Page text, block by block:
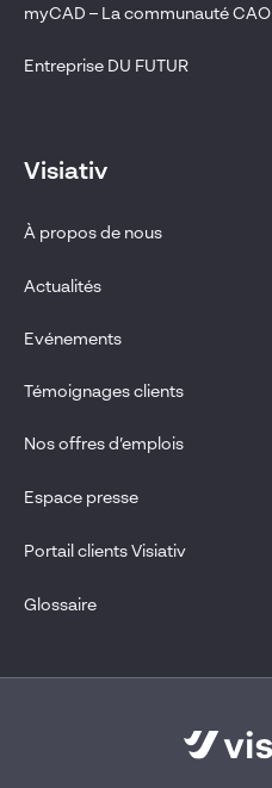
myCAD – La communauté CAO
Entreprise DU FUTUR
Visiativ
À propos de nous
Actualités
Evénements
Témoignages clients
Nos offres d’emplois
Espace presse
Portail clients Visiativ
Glossaire